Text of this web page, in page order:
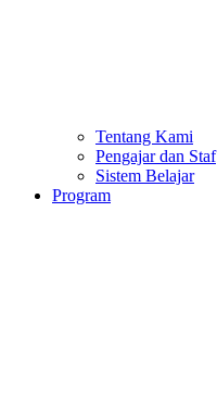
Tentang Kami
Pengajar dan Staf
Sistem Belajar
Program